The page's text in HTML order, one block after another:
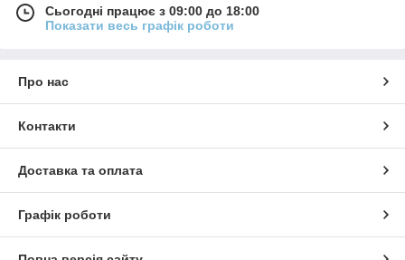
Сьогодні працює з 09:00 до 18:00
Показати весь графік роботи
Про нас
Контакти
Доставка та оплата
Графік роботи